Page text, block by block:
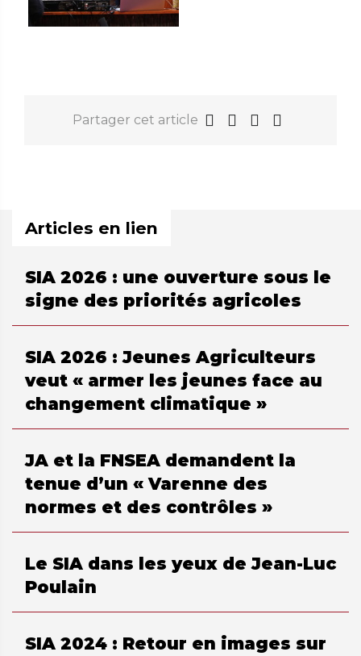
Partager cet article
Articles en lien
SIA 2026 : une ouverture sous le
signe des priorités agricoles
SIA 2026 : Jeunes Agriculteurs
veut « armer les jeunes face au
changement climatique »
JA et la FNSEA demandent la
tenue d’un « Varenne des
normes et des contrôles »
Le SIA dans les yeux de Jean-Luc
Poulain
SIA 2024 : Retour en images sur